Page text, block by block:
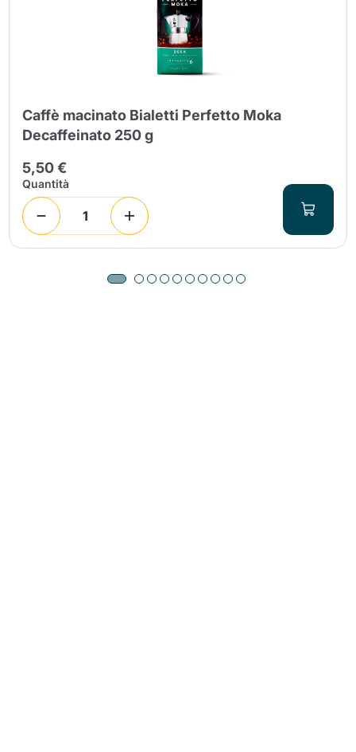
Caffè macinato Bialetti Perfetto Moka
Decaffeinato 250 g
5,50 €
Quantità